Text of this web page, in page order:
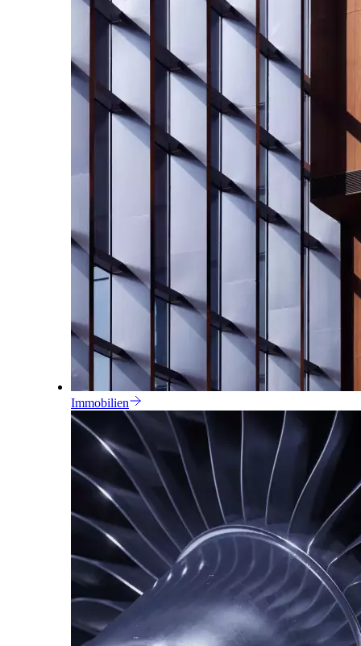
Immobilien